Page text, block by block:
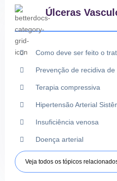
Úlceras
Como deve ser feito o
Prevenção de recidiva
Terapia compressiva
Hipertensão Arterial
Insuficiência venosa
Doença arterial
Veja todos os tópicos